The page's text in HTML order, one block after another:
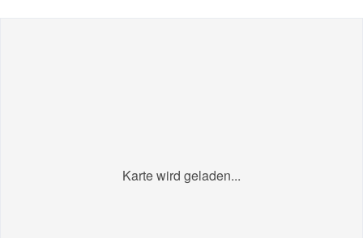
Karte wird geladen...